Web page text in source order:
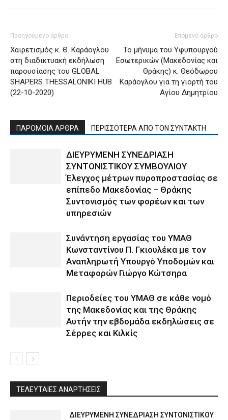
Προηγούμενο άρθρο
Χαιρετισμός κ. Θ. Καράογλου
στη διαδικτυακή εκδήλωση
παρουσίασης του GLOBAL
SHAPERS THESSALONIKI HUB
(22-10-2020)
Επόμενο άρθρο
Το μήνυμα του Υφυπουργού
Εσωτερικών (Μακεδονίας και
Θράκης) κ. Θεόδωρου
Καράογλου για τη γιορτή του
Αγίου Δημητρίου
ΠΑΡΟΜΟΙΑ ΑΡΘΡΑ ΠΕΡΙΣΣΟΤΕΡΑ ΑΠΟ ΤΟΝ ΣΥΝΤΑΚΤΗ
ΔΙΕΥΡΥΜΕΝΗ ΣΥΝΕΔΡΙΑΣΗ
ΣΥΝΤΟΝΙΣΤΙΚΟΥ ΣΥΜΒΟΥΛΙΟΥ
Έλεγχος μέτρων πυροπροστασίας σε
επίπεδο Μακεδονίας – Θράκης
Συντονισμός των φορέων και των
υπηρεσιών
Συνάντηση εργασίας του ΥΜΑΘ
Κωνσταντίνου Π. Γκιουλέκα με τον
Αναπληρωτή Υπουργό Υποδομών και
Μεταφορών Γιώργο Κώτσηρα
Περιοδείες του ΥΜΑΘ σε κάθε νομό
της Μακεδονίας και της Θράκης
Αυτήν την εβδομάδα εκδηλώσεις σε
Σέρρες και Κιλκίς
ΤΕΛΕΥΤΑΙΕΣ ΑΝΑΡΤΗΣΕΙΣ
ΔΙΕΥΡΥΜΕΝΗ ΣΥΝΕΔΡΙΑΣΗ ΣΥΝΤΟΝΙΣΤΙΚΟΥ